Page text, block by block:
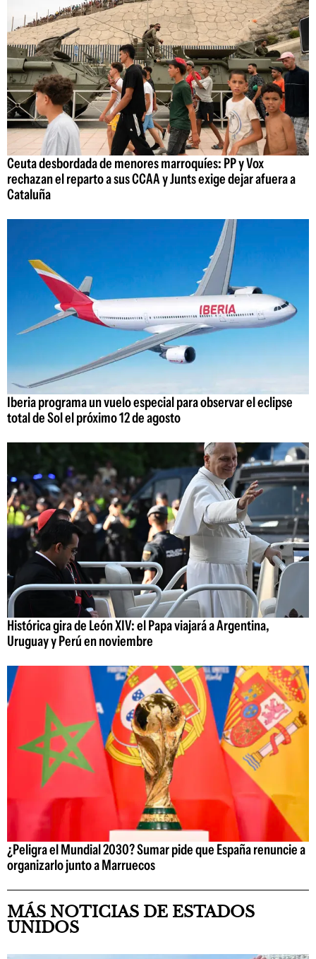
Ceuta desbordada de menores marroquíes: PP y Vox
rechazan el reparto a sus CCAA y Junts exige dejar afuera a
Cataluña
Iberia programa un vuelo especial para observar el eclipse
total de Sol el próximo 12 de agosto
Histórica gira de León XIV: el Papa viajará a Argentina,
Uruguay y Perú en noviembre
¿Peligra el Mundial 2030? Sumar pide que España renuncie a
organizarlo junto a Marruecos
MÁS NOTICIAS DE ESTADOS
UNIDOS